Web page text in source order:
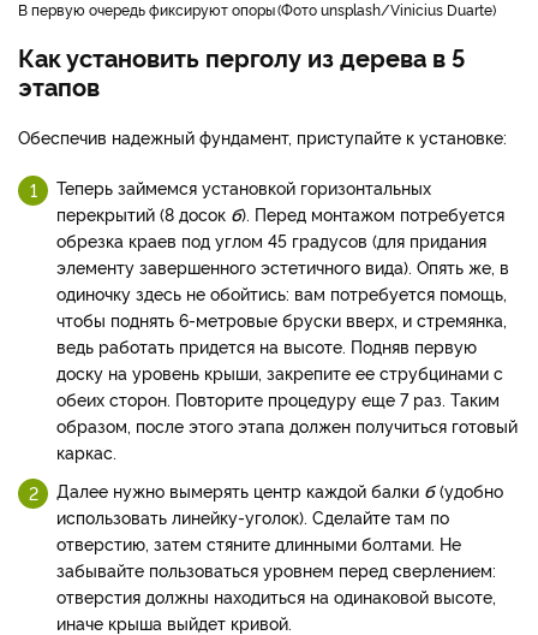
в первую очередь фиксируют опоры Фото unsplash/Vinicius Duarte
Как установить перголу из дерева в 5
этапов
Обеспечив надежный фундамент, приступайте к установке:
Теперь займемся установкой горизонтальных
перекрытий (8 досок б). Перед монтажом потребуется
обрезка краев под углом 45 градусов (для придания
элементу завершенного эстетичного вида). Опять же, в
одиночку здесь не обойтись: вам потребуется помощь,
чтобы поднять 6-метровые бруски вверх, и стремянка,
ведь работать придется на высоте. Подняв первую
доску на уровень крыши, закрепите ее струбцинами с
обеих сторон. Повторите процедуру еще 7 раз. Таким
образом, после этого этапа должен получиться готовый
каркас.
Далее нужно вымерять центр каждой балки б(удобно
использовать линейку-уголок). Сделайте там по
отверстию, затем стяните длинными болтами. Не
забывайте пользоваться уровнем перед сверлением:
отверстия должны находиться на одинаковой высоте,
иначе крыша выйдет кривой.